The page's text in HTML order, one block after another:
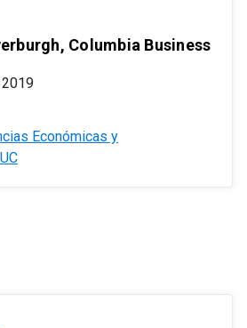
Columbia Business
Económicas y